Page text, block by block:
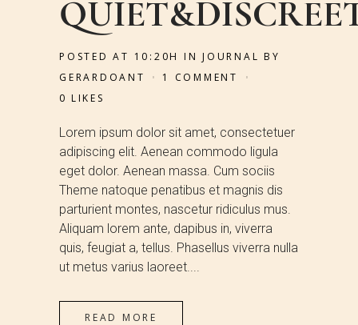
POSTED AT 10:20H INJOURNAL BY
GERARDOANT
1 COMMENT
0 LIKES
Lorem ipsum dolor sit amet, consectetuer
adipiscing elit. Aenean commodo ligula
eget dolor. Aenean massa. Cum sociis
Theme natoque penatibus et magnis dis
parturient montes, nascetur ridiculus mus.
Aliquam lorem ante, dapibus in, viverra
quis, feugiat a, tellus. Phasellus viverra nulla
ut metus varius laoreet....
READ MORE